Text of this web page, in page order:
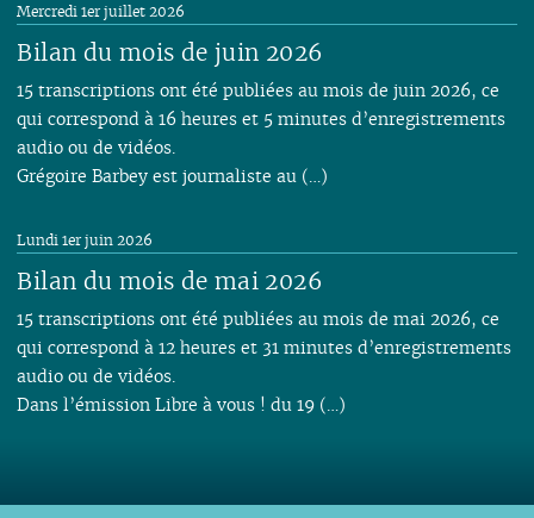
Bilan du mois de juin 2026
Mercredi 1er juillet 2026
15 transcriptions ont été publiées au mois de juin 2026, ce
qui correspond à 16 heures et 5 minutes d’enregistrements
audio ou de vidéos.
Grégoire Barbey est journaliste au (…)
Bilan du mois de mai 2026
Lundi 1er juin 2026
15 transcriptions ont été publiées au mois de mai 2026, ce
qui correspond à 12 heures et 31 minutes d’enregistrements
audio ou de vidéos.
Dans l’émission Libre à vous ! du 19 (…)